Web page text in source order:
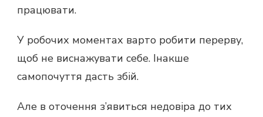
працювати.
У робочих моментах варто робити перерву,
щоб не виснажувати себе. Інакше
самопочуття дасть збій.
Але в оточення з’явиться недовіра до тих